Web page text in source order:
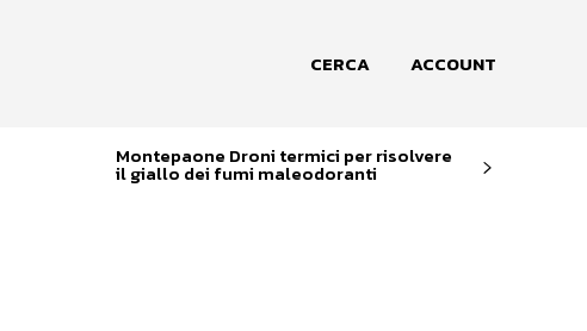
CERCA ACCOUNT
Montepaone Droni termici per risolvere
il giallo dei fumi maleodoranti